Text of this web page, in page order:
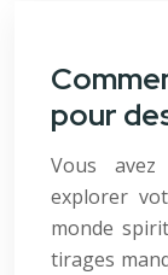
pour
Vous
explorer
monde
tirages